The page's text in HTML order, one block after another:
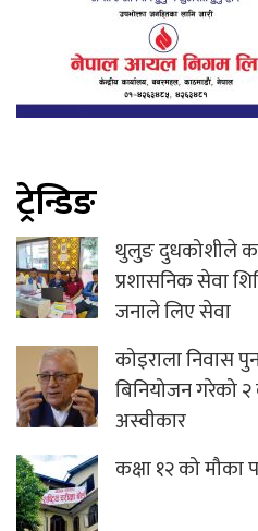
ट्रेन्डिङ
थुलुङ दुधकोशीले
प्रशासनिक सेवा
जनाले लिए सेवा
कोइराला निवास
बिनियोजन गरेको २
अस्वीकार
कक्षा १२ को मौका